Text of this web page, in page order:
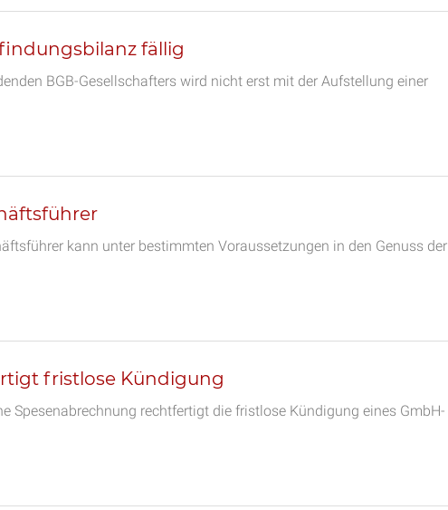
fällig
BGB-Gesellschafters wird nicht erst mit der Aufstellung einer
kann unter bestimmten Voraussetzungen in den Genuss der
fristlose Kündigung
Spesenabrechnung rechtfertigt die fristlose Kündigung eines GmbH-